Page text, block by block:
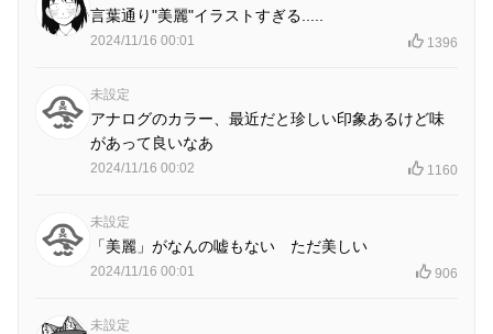
言葉通り"美麗"イラストすぎる.....
2024/11/16 00:01 1396
未設定
アナログのカラー、最近だと珍しい印象あるけど味
があって良いなあ
2024/11/16 00:02 1160
未設定
「美麗」がなんの嘘もない ただ美しい
2024/11/16 00:01 906
未設定